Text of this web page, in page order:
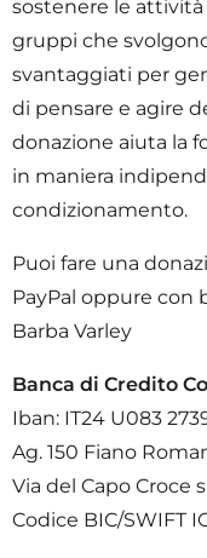
sostenere le
gruppi che
svantaggiati per
di pensare e agire
donazione aiuta la
in maniera
condizionamento.
Puoi fare una
PayPal oppure con
Barba Varley
Banca di Credito
Iban: IT24 U083
Ag. 150 Fiano
Via del Capo Croce
Codice BIC/SWIFT